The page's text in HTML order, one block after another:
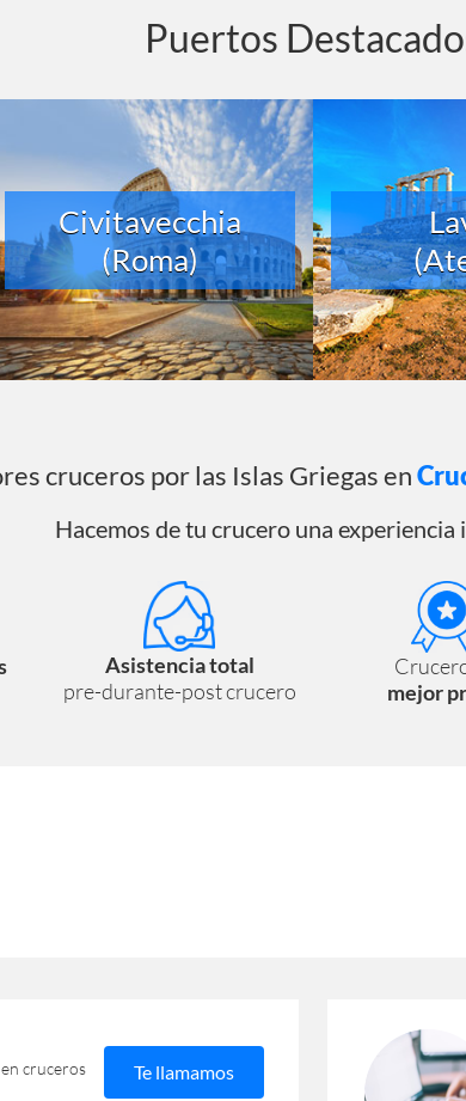
Puertos
Civitavecchia
(Roma)
cruceros por las Islas Griegas en
Hacemos de tu crucero una experiencia
Asistencia total
pre-durante-post crucero
mejor
cruceros
Te llamamos